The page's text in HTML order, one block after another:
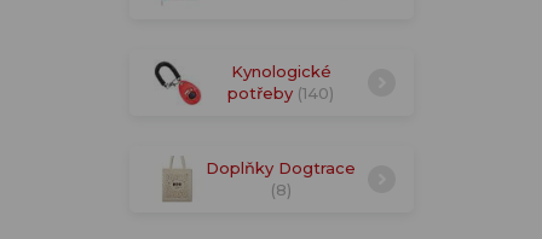
Kynologické
potřeby (140)
Doplňky Dogtrace
(8)